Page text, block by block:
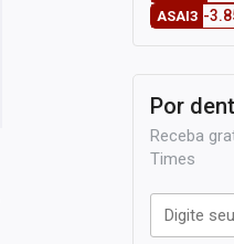
ASAI3 -
Por
Receba
Times